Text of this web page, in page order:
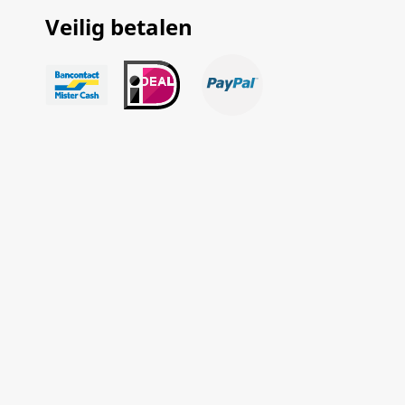
Veilig betalen